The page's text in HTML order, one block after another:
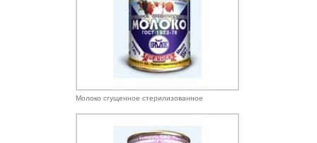
Молоко сгущенное стерилизованное